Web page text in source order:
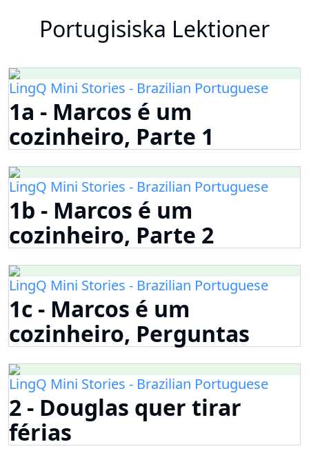
Portugisiska Lektioner
LingQ Mini Stories - Brazilian Portuguese
1a - Marcos é um
cozinheiro, Parte 1
LingQ Mini Stories - Brazilian Portuguese
1b - Marcos é um
cozinheiro, Parte 2
LingQ Mini Stories - Brazilian Portuguese
1c - Marcos é um
cozinheiro, Perguntas
LingQ Mini Stories - Brazilian Portuguese
2 - Douglas quer tirar
férias